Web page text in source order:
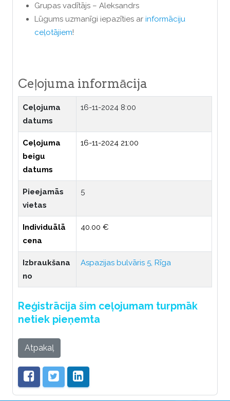
Grupas vadītājs – Aleksandrs
Lūgums uzmanīgi iepazīties ar informāciju
ceļotājiem!
Ceļojuma informācija
Ceļojuma
datums
16-11-2024 8:00
Ceļojuma
beigu
datums
16-11-2024 21:00
Pieejamās
vietas
5
Individuālā
cena
40.00 €
Izbraukšana
no
Aspazijas bulvāris 5, Rīga
Reģistrācija šim ceļojumam turpmāk
netiek pieņemta
Atpakaļ